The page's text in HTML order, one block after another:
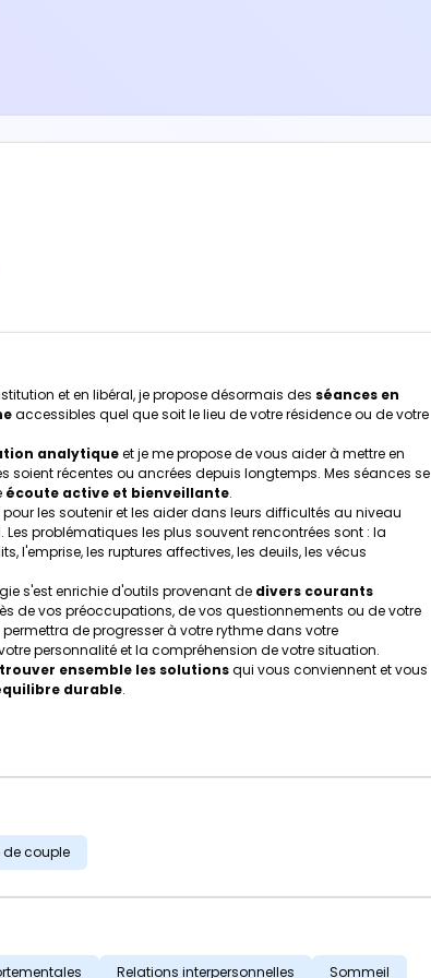
et en libéral, je propose désormais des séances en
accessibles quel que soit le lieu de votre résidence ou de votre
analytiqueet je me propose de vous aider à mettre en
soient récentes ou ancrées depuis longtemps. Mes séances se
écoute active et bienveillante.
les soutenir et les aider dans leurs difficultés au niveau
problématiques les plus souvent rencontrées sont : la
l'emprise, les ruptures affectives, les deuils, les vécus
s'est enrichie d'outils provenant de divers courants
de vos préoccupations, de vos questionnements ou de votre
de progresser à votre rythme dans votre
personnalité et la compréhension de votre situation.
trouver ensemble les solutionsqui vous conviennent et vous
durable.
de couple
Relations interpersonnelles Sommeil